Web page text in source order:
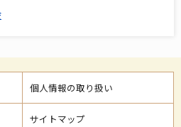
個人情報の取り扱い
サイトマップ